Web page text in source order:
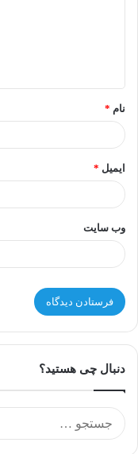
نام *
ایمیل *
وب‌ سایت
دنبال چی هستید؟